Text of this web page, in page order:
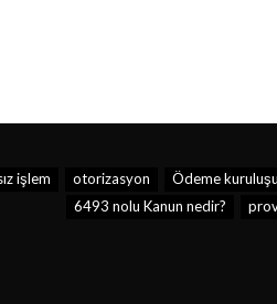
işlem otorizasyon Ödeme kuruluşu
6493 nolu Kanun nedir?